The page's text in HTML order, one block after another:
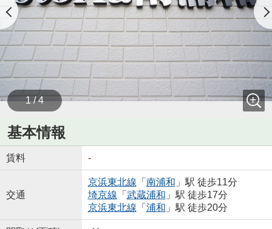
1 / 4
基本情報
賃料 -
交通
京浜東北線 「 南浦和 」駅 徒歩11分
埼京線 「 武蔵浦和 」駅 徒歩17分
京浜東北線 「 浦和 」駅 徒歩20分